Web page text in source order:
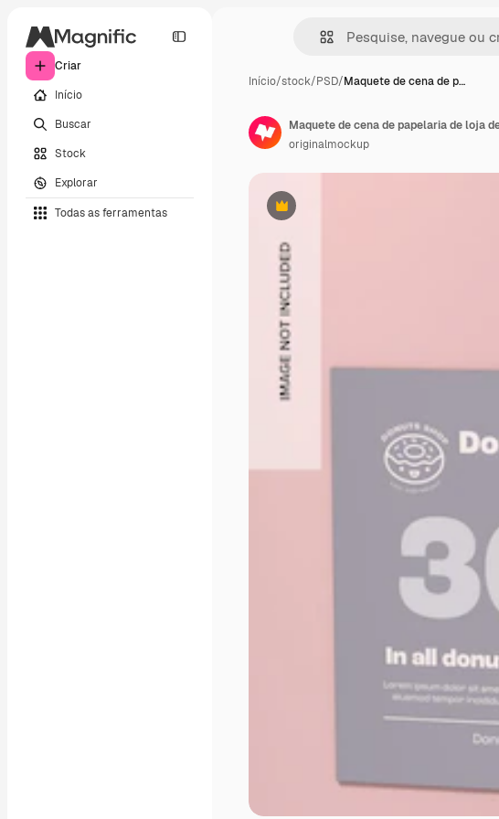
Criar
Início
Buscar
Stock
Explorar
Todas as ferramentas
Início/stock/PSD/Maquete de cena de p…
Premium
Maquete de cena de papelaria de loja
originalmockup